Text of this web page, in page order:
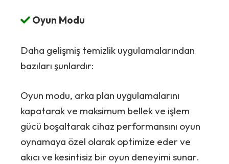
Oyun Modu
Daha gelişmiş temizlik uygulamalarından
bazıları şunlardır:
Oyun modu, arka plan uygulamalarını
kapatarak ve maksimum bellek ve işlem
gücü boşaltarak cihaz performansını oyun
oynamaya özel olarak optimize eder ve
akıcı ve kesintisiz bir oyun deneyimi sunar.